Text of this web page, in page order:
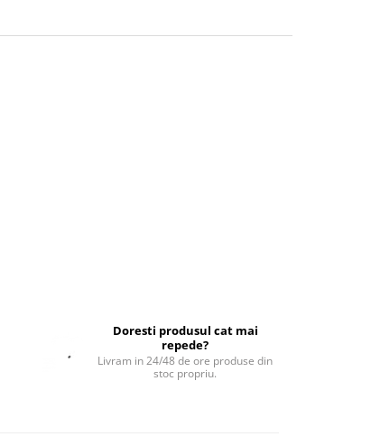
Doresti produsul cat mai
repede?
Livram in 24/48 de ore produse din
stoc propriu.